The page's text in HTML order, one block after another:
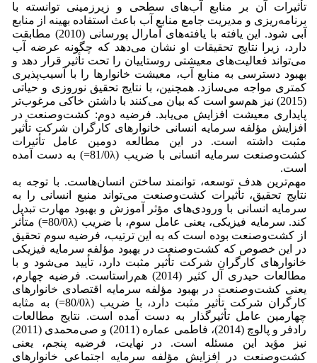
تأثیرات آن بر منابع آب‌های سطحی و زیرزمینی توانسته با
برنامه‌ریزی و مدیریت جامع منابع آب باعث استفاده بهینه از منابع
آبی شود. این یافته با یافته‌های آمارال پورسانی (2010) مطابقت
دارد، زیرا نتایج تحقیقات او نشان می‌دهد که چگونه عرضه آب
می‌تواند فعالیت‌های معیشتی روستاییان را تحت تأثیر قرار دهد و
بهبود دسترسی به منابع آب، معیشت خانوارها را با آسیب‌پذیری
کمتری مواجه می‌سازد. همچنین، با نتایج تحقیق نوروزی و حیاتی
(2015) نیز هم‌سو است که بیان می‌کنند با داشتن خاکی مرغوب‌تر
پایداری معیشت افزایش می‌یابد. فرضیه دوم: کشت‌وصنعت در
افزایش مؤلفه سرمایه انسانی خانوارهای کارگران شرکت تأثیر
مثبت داشته است. در این مطالعه دومین عامل تأثیرات
کشت‌وصنعت سرمایه انسانی با ضریب (81/0λ=) به دست آمده
است.
مهم‌ترین هدف توسعه، توانمند ساختن انسان‌هاست. با توجه به
نتایج تحقیق، تأثیرات کشت‌وصنعت می‌تواند منبع انسانی را به
سرمایه انسانی با ورودی‌های مؤثر آموزش و بهبود مهارت تبدیل
کند. سرمایه فیزیکی، یعنی عامل سوم، با ضریب (80/0λ=) متأثر
از کشت‌وصنعت بوده است که به این ترتیب، فرضیه سوم تحقیق
در این خصوص که کشت‌وصنعت در بهبود مؤلفه سرمایه فیزیکی
خانوارهای کارگران شرکت تأثیر مثبت دارد، تأیید می‌شود و با
مطالعات حیدری آل کثیر (2014) هم‌راستاست. فرضیه چهارم،
یعنی کشت‌وصنعت در بهبود مؤلفه سرمایه اقتصادی خانوارهای
کارگران شرکت تأثیر مثبت دارد، با ضریب (80/0λ=) به مثابه
چهارمین عامل تأثیرگذار به دست آمده است. نتایج مطالعات
رادفر و پالوچ (2014)، فاطمی عماره (2011) و صی‌محمدی (2011)
نیز مؤید این مسئله است. در نهایت، فرضیه پنجم، یعنی
کشت‌وصنعت در افزایش مؤلفه سرمایه اجتماعی خانوارهای